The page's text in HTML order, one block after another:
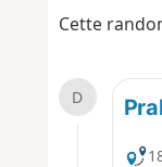
Cette
D